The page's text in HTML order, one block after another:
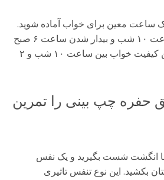
معین برای خواب آماده شوید.
بدن ما برای خوابیدن ساعت ۱۰ شب و بیدار شدن ساعت ۶ صبح
ساخته شده است. بهترین کیفیت خواب بین ساعت ۱۰ شب و ۲
حفره چپ بینی را تمرین
انگشت شست بگیرید و یک نفس
بکشید. این نوع تنفس تاثیری